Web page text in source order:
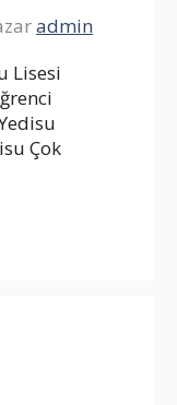
admin
Lisesi
Çok